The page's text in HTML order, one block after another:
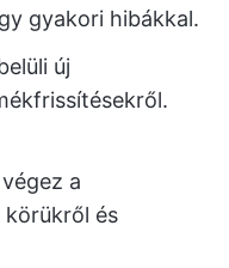
gyakori hibákkal.
új
a
körükről és